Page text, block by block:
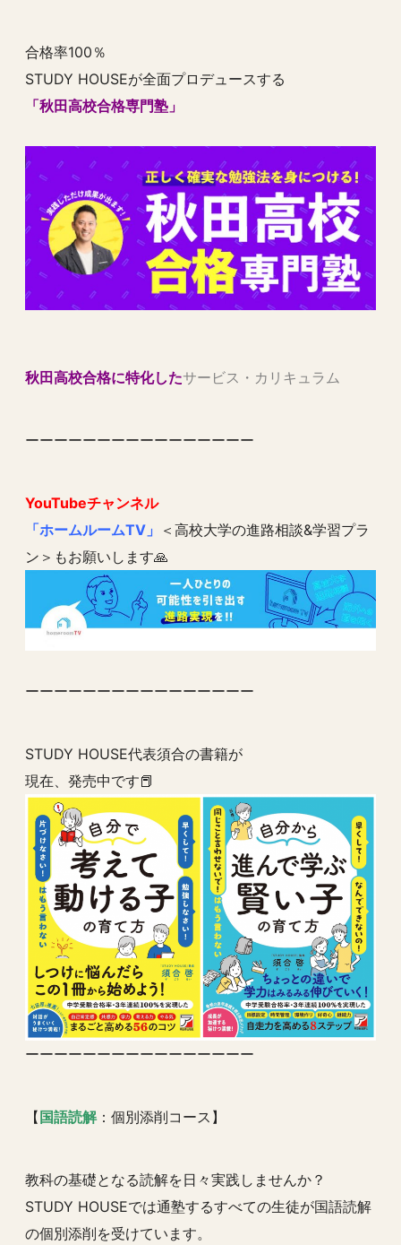
合格率100％
STUDY HOUSEが全面プロデュースする
「秋田高校合格専門塾」
秋田高校合格に特化したサービス・カリキュラム
ーーーーーーーーーーーーーーーー
YouTubeチャンネル
「ホームルームTV」
＜高校大学の進路相談&学習プラ
ン＞もお願いします🙏
ーーーーーーーーーーーーーーーー
STUDY HOUSE代表須合の書籍が
現在、発売中です📕
ーーーーーーーーーーーーーーーー
【 国語読解：個別添削コース】
教科の基礎となる読解を日々実践しませんか？
STUDY HOUSEでは通塾するすべての生徒が国語読解
の個別添削を受けています。